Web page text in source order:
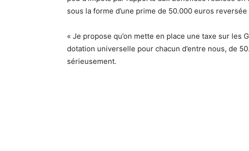
sous la forme d’une prime de 50.000 euros
« Je propose qu’on mette en place une taxe sur les
dotation universelle pour chacun d’entre nous, de
sérieusement.